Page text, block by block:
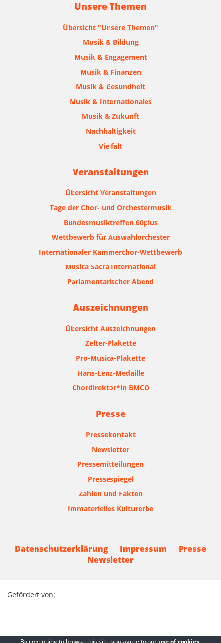
Unsere Themen
Übersicht "Unsere Themen"
Musik & Bildung
Musik & Engagement
Musik & Finanzen
Musik & Gesundheit
Musik & Internationales
Musik & Zukunft
Nachhaltigkeit
Vielfalt
Veranstaltungen
Übersicht Veranstaltungen
Tage der Chor- und Orchestermusik
Bundesmusiktreffen 60plus
Wettbewerb für Auswahlorchester
Internationaler Kammerchor-Wettbewerb
Musica Sacra International
Parlamentarischer Abend
Auszeichnungen
Übersicht Auszeichnungen
Zelter-Plakette
Pro-Musica-Plakette
Hans-Lenz-Medaille
Chordirektor*in BMCO
Presse
Pressekontakt
Newsletter
Pressemitteilungen
Pressespiegel
Zahlen und Fakten
Immaterielles Kulturerbe
Datenschutzerklärung Impressum
Presse
Newsletter
Gefördert von:
By continuing to browse this site, you agree to our use of cookies.